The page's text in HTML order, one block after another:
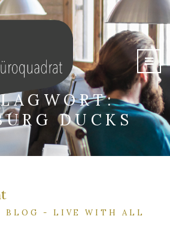
DUCKS
BLOG - LIVE WITH ALL